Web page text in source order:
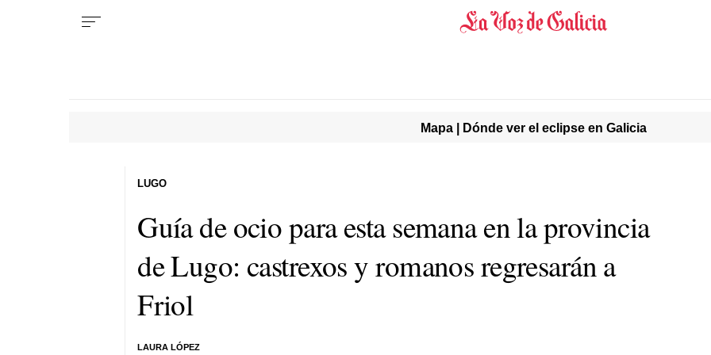
Mapa | Dónde ver el eclipse en Galicia
Guía de ocio para esta semana en la provincia
de Lugo: castrexos y romanos regresarán a
Friol
LAURA LÓPEZ
LUGO